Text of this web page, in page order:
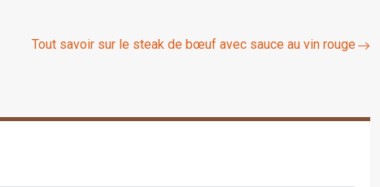
Tout savoir sur le steak de bœuf avec sauce au vin rouge